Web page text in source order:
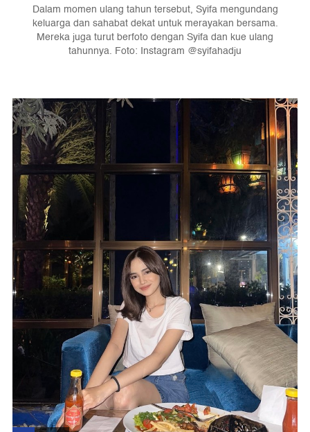
Dalam momen ulang tahun tersebut, Syifa mengundang
keluarga dan sahabat dekat untuk merayakan bersama.
Mereka juga turut berfoto dengan Syifa dan kue ulang
tahunnya. Foto: Instagram @syifahadju